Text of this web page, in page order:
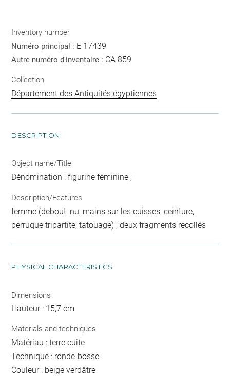
Inventory number
Numéro principal : E 17439
Autre numéro d'inventaire : CA 859
Collection
Département des Antiquités égyptiennes
DESCRIPTION
Object name/Title
Dénomination : figurine féminine ;
Description/Features
femme (debout, nu, mains sur les cuisses, ceinture,
perruque tripartite, tatouage) ; deux fragments recollés
PHYSICAL CHARACTERISTICS
Dimensions
Hauteur : 15,7 cm
Materials and techniques
Matériau : terre cuite
Technique : ronde-bosse
Couleur : beige verdâtre